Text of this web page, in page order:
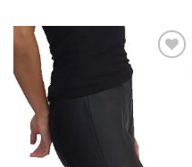
Toevoegen